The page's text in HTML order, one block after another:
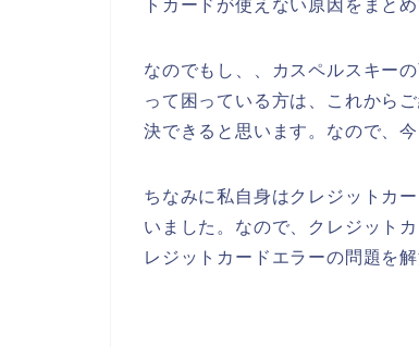
トカードが使えない原因をまと
なのでもし、、カスペルスキー
って困っている方は、これから
決できると思います。なので、
ちなみに私自身はクレジットカ
いました。なので、クレジット
レジットカードエラーの問題を